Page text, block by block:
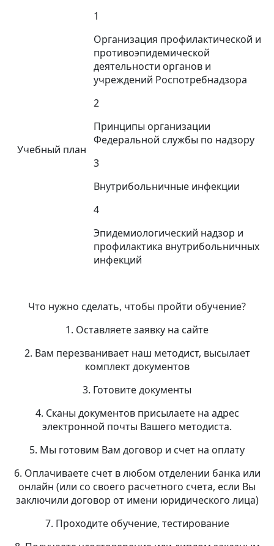
Учебный план
1
Организация профилактической и
противоэпидемической
деятельности органов и
учреждений Роспотребнадзора
2
Принципы организации
Федеральной службы по надзору
3
Внутрибольничные инфекции
4
Эпидемиологический надзор и
профилактика внутрибольничных
инфекций
Что нужно сделать, чтобы пройти обучение?
1. Оставляете заявку на сайте
2. Вам перезванивает наш методист, высылает
комплект документов
3. Готовите документы
4. Сканы документов присылаете на адрес
электронной почты Вашего методиста.
5. Мы готовим Вам договор и счет на оплату
6. Оплачиваете счет в любом отделении банка или
онлайн (или со своего расчетного счета, если Вы
заключили договор от имени юридического лица)
7. Проходите обучение, тестирование